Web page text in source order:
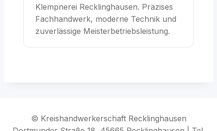
Klempnerei Recklinghausen. Präzises
Fachhandwerk, moderne Technik und
zuverlässige Meisterbetriebsleistung.
© Kreishandwerkerschaft Recklinghausen